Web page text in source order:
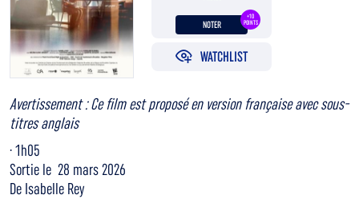
+10
POINTS
NOTER
WATCHLIST
Avertissement : Ce film est proposé en version française avec sous-
titres anglais
· 1h05
Sortie le 28 mars 2026
De Isabelle Rey